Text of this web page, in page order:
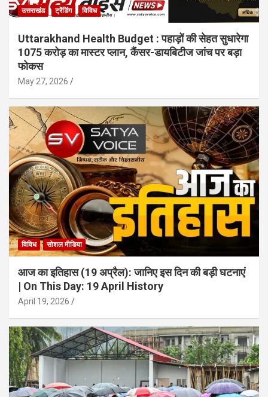
उत्तराखंड ट्रेंडिंग विविध
Uttarakhand Health Budget : पहाड़ों की सेहत सुधारेगा
1075 करोड़ का मास्टर प्लान, कैंसर-डायबिटीज जांच पर बड़ा
फोकस
May 27, 2026
विविध सोशल मीडिया
आज का इतिहास (19 अप्रैल): जानिए इस दिन की बड़ी घटनाएं
| On This Day: 19 April History
April 19, 2026